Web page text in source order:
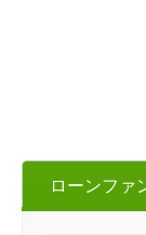
ローンファ